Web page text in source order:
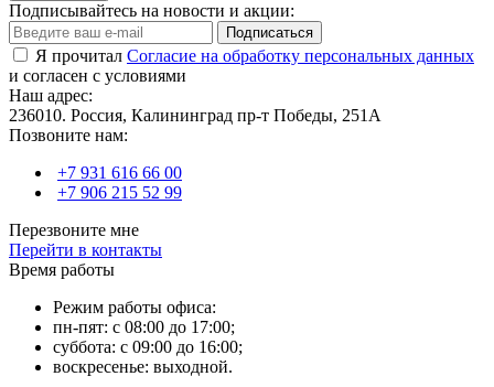
Подписывайтесь на новости и акции:
Подписаться
Я прочитал Согласие на обработку персональных данных
и согласен с условиями
Наш адрес:
236010. Россия, Калининград пр-т Победы, 251А
Позвоните нам:
+7 931 616 66 00
+7 906 215 52 99
Перезвоните мне
Перейти в контакты
Время работы
Режим работы офиса:
пн-пят: с 08:00 до 17:00;
суббота: с 09:00 до 16:00;
воскресенье: выходной.